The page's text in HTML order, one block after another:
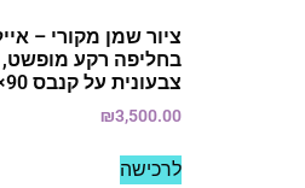
ציור שמן מקורי –
בחליפה רקע מופשט,
צבעונית על קנבס 90×70 ס"מ
₪3,500.00
לרכישה